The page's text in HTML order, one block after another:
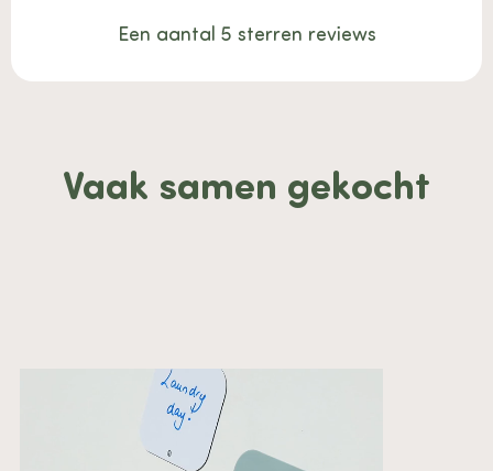
Een aantal 5 sterren reviews
Vaak samen gekocht